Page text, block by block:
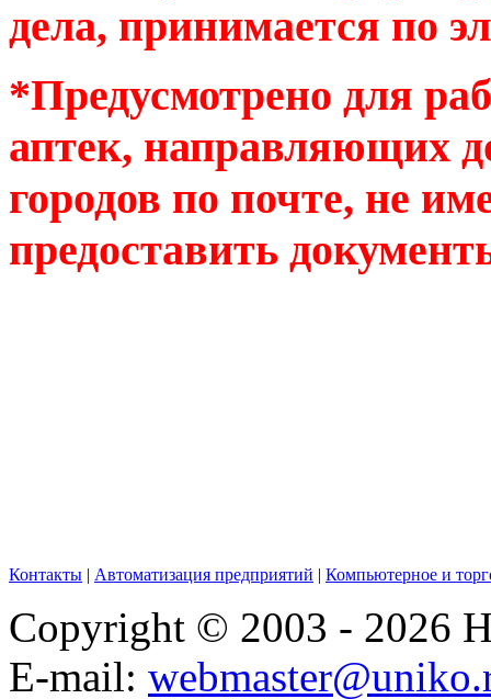
дела, принимается по
*Предусмотрено для
аптек, направляющих
городов по почте, не
предоставить
Контакты | Автоматизация предприятий | Компьютерное и
Copyright © 2003 - 2026
E-mail: